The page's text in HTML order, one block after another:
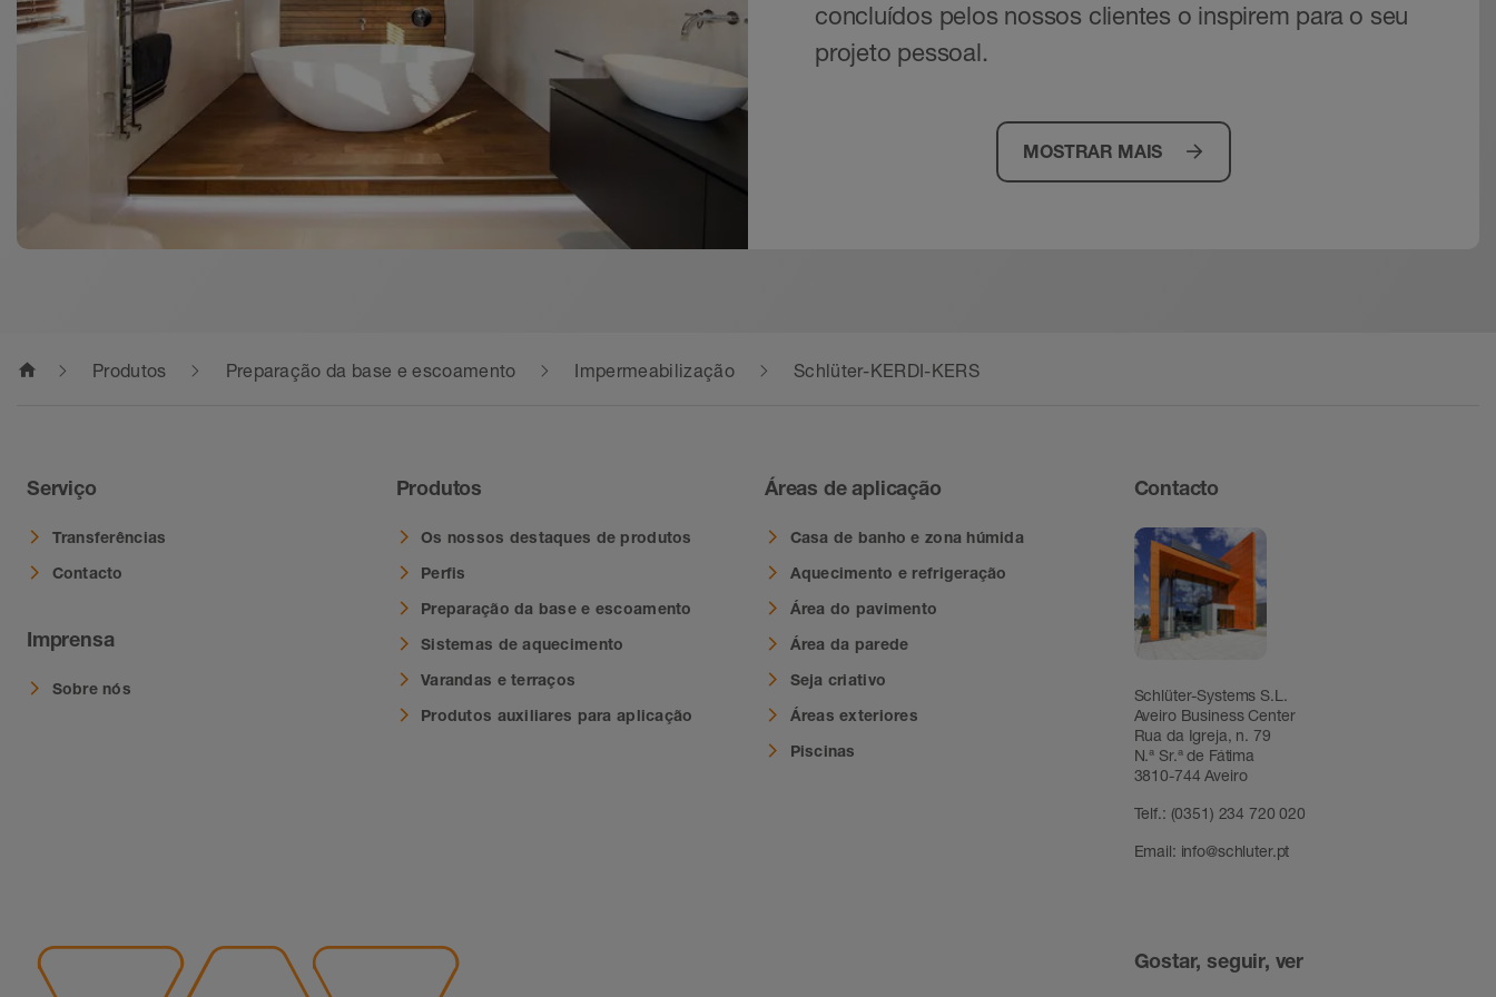
concluídos pelos nossos clientes o inspirem para o seu
projeto pessoal.
MOSTRAR MAIS
home Produtos Preparação da base e escoamento Impermeabilização Schlüter-KERDI-KERS
Serviço
Transferências
Contacto
Imprensa
Sobre nós
Produtos
Os nossos destaques de produtos
Perfis
Preparação da base e escoamento
Sistemas de aquecimento
Varandas e terraços
Produtos auxiliares para aplicação
Áreas de aplicação
Casa de banho e zona húmida
Aquecimento e refrigeração
Área do pavimento
Área da parede
Seja criativo
Áreas exteriores
Piscinas
Contacto
Schlüter-Systems S.L.
Aveiro Business Center
Rua da Igreja, n. 79
N.ª Sr.ª de Fátima
3810-744 Aveiro
Telf.: (0351) 234 720 020
Email: info@schluter.pt
Gostar, seguir, ver